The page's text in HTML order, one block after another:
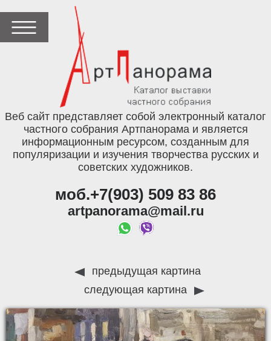
Веб сайт представляет собой электронный каталог
частного собрания Артпанорама и является
информационным ресурсом, созданным для
популяризации и изучения творчества русских и
советских художников.
моб.+7(903) 509 83 86
artpanorama@mail.ru
предыдущая картина
следующая картина